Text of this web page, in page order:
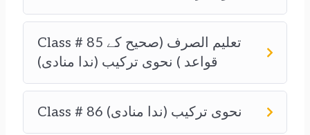
Class # 85 تعلیم الصرف (صحیح کے
قواعد ) نحوی ترکیب (ندا منادی)
Class # 86 نحوی ترکیب (ندا منادی)